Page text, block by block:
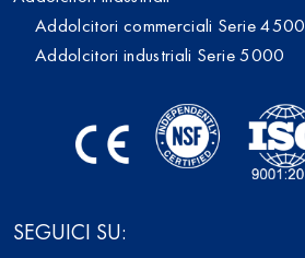
Addolcitori commerciali Serie 4500
Addolcitori industriali Serie 5000
SEGUICI SU: